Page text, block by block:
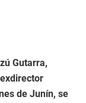
Gutarra,
de Junín, se